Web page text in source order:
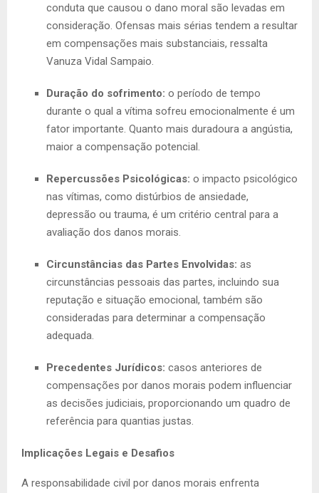
conduta que causou o dano moral são levadas em
consideração. Ofensas mais sérias tendem a resultar
em compensações mais substanciais, ressalta
Vanuza Vidal Sampaio.
Duração do sofrimento: o período de tempo
durante o qual a vítima sofreu emocionalmente é um
fator importante. Quanto mais duradoura a angústia,
maior a compensação potencial.
Repercussões Psicológicas: o impacto psicológico
nas vítimas, como distúrbios de ansiedade,
depressão ou trauma, é um critério central para a
avaliação dos danos morais.
Circunstâncias das Partes Envolvidas: as
circunstâncias pessoais das partes, incluindo sua
reputação e situação emocional, também são
consideradas para determinar a compensação
adequada.
Precedentes Jurídicos: casos anteriores de
compensações por danos morais podem influenciar
as decisões judiciais, proporcionando um quadro de
referência para quantias justas.
Implicações Legais e Desafios
A responsabilidade civil por danos morais enfrenta